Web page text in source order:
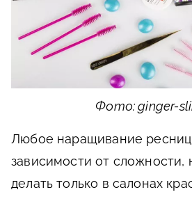
Фото: ginger-
Любое наращивание
зависимости от сложности,
делать только в салонах